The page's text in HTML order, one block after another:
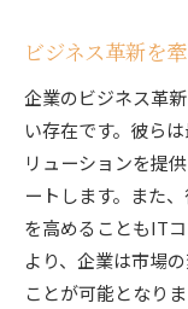
ビジネス革新を
企業のビジネス革
い存在です。彼ら
リューションを提
ートします。また
を高めることもIT
より、企業は市場
ことが可能となり